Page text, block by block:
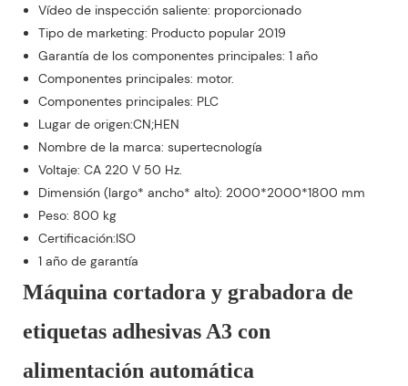
Vídeo de inspección saliente: proporcionado
Tipo de marketing: Producto popular 2019
Garantía de los componentes principales: 1 año
Componentes principales: motor.
Componentes principales: PLC
Lugar de origen:CN;HEN
Nombre de la marca: supertecnología
Voltaje: CA 220 V 50 Hz.
Dimensión (largo* ancho* alto): 2000*2000*1800 mm
Peso: 800 kg
Certificación:ISO
1 año de garantía
Máquina cortadora y grabadora de
etiquetas adhesivas A3 con
alimentación automática